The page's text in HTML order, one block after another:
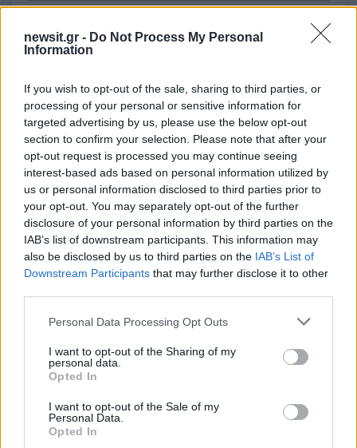
newsit.gr - Do Not Process My Personal
Information
If you wish to opt-out of the sale, sharing to third parties, or
processing of your personal or sensitive information for
targeted advertising by us, please use the below opt-out
section to confirm your selection. Please note that after your
opt-out request is processed you may continue seeing
interest-based ads based on personal information utilized by
us or personal information disclosed to third parties prior to
your opt-out. You may separately opt-out of the further
disclosure of your personal information by third parties on the
IAB’s list of downstream participants. This information may
also be disclosed by us to third parties on the IAB’s List of
Downstream Participants that may further disclose it to other
Please note that this website/app uses one or more Google
not limited to your visit or usage behaviour. You may click to
grant or deny consent to Google and its third-party tags to
use your data for below specified purposes in below Google
consent section.
Personal Data Processing Opt Outs
I want to opt-out of the Sharing of my
personal data.
Opted In
I want to opt-out of the Sale of my
Personal Data.
Opted In
Πολιτική Απορρήτου&Όροι Χρήσηςτης Google.
Share:
Ακολουθήστε το Νewsit.gr στο Google News
ενημερωθείτε πρώτοι για όλη την ειδησεογραφία και τα
τελευταία νέα της ημέρας
Πιο δημοφιλή
Ryanair: «Ένα κομμάτι του προσώπου του
ήταν σαν πλαστελίνη», συγκλονίζει η
επιβάτιδα που έσωσε τον Σέρβο όταν
έσπασε το παράθυρο του αεροπλάνου
Ανησυχία από το ξέσπασμα του ιού του
- «Καμπανάκι» από τον Ιατρικό Σύλλογο
Αθηνών για την προστασία της δημόσιας
υγείας